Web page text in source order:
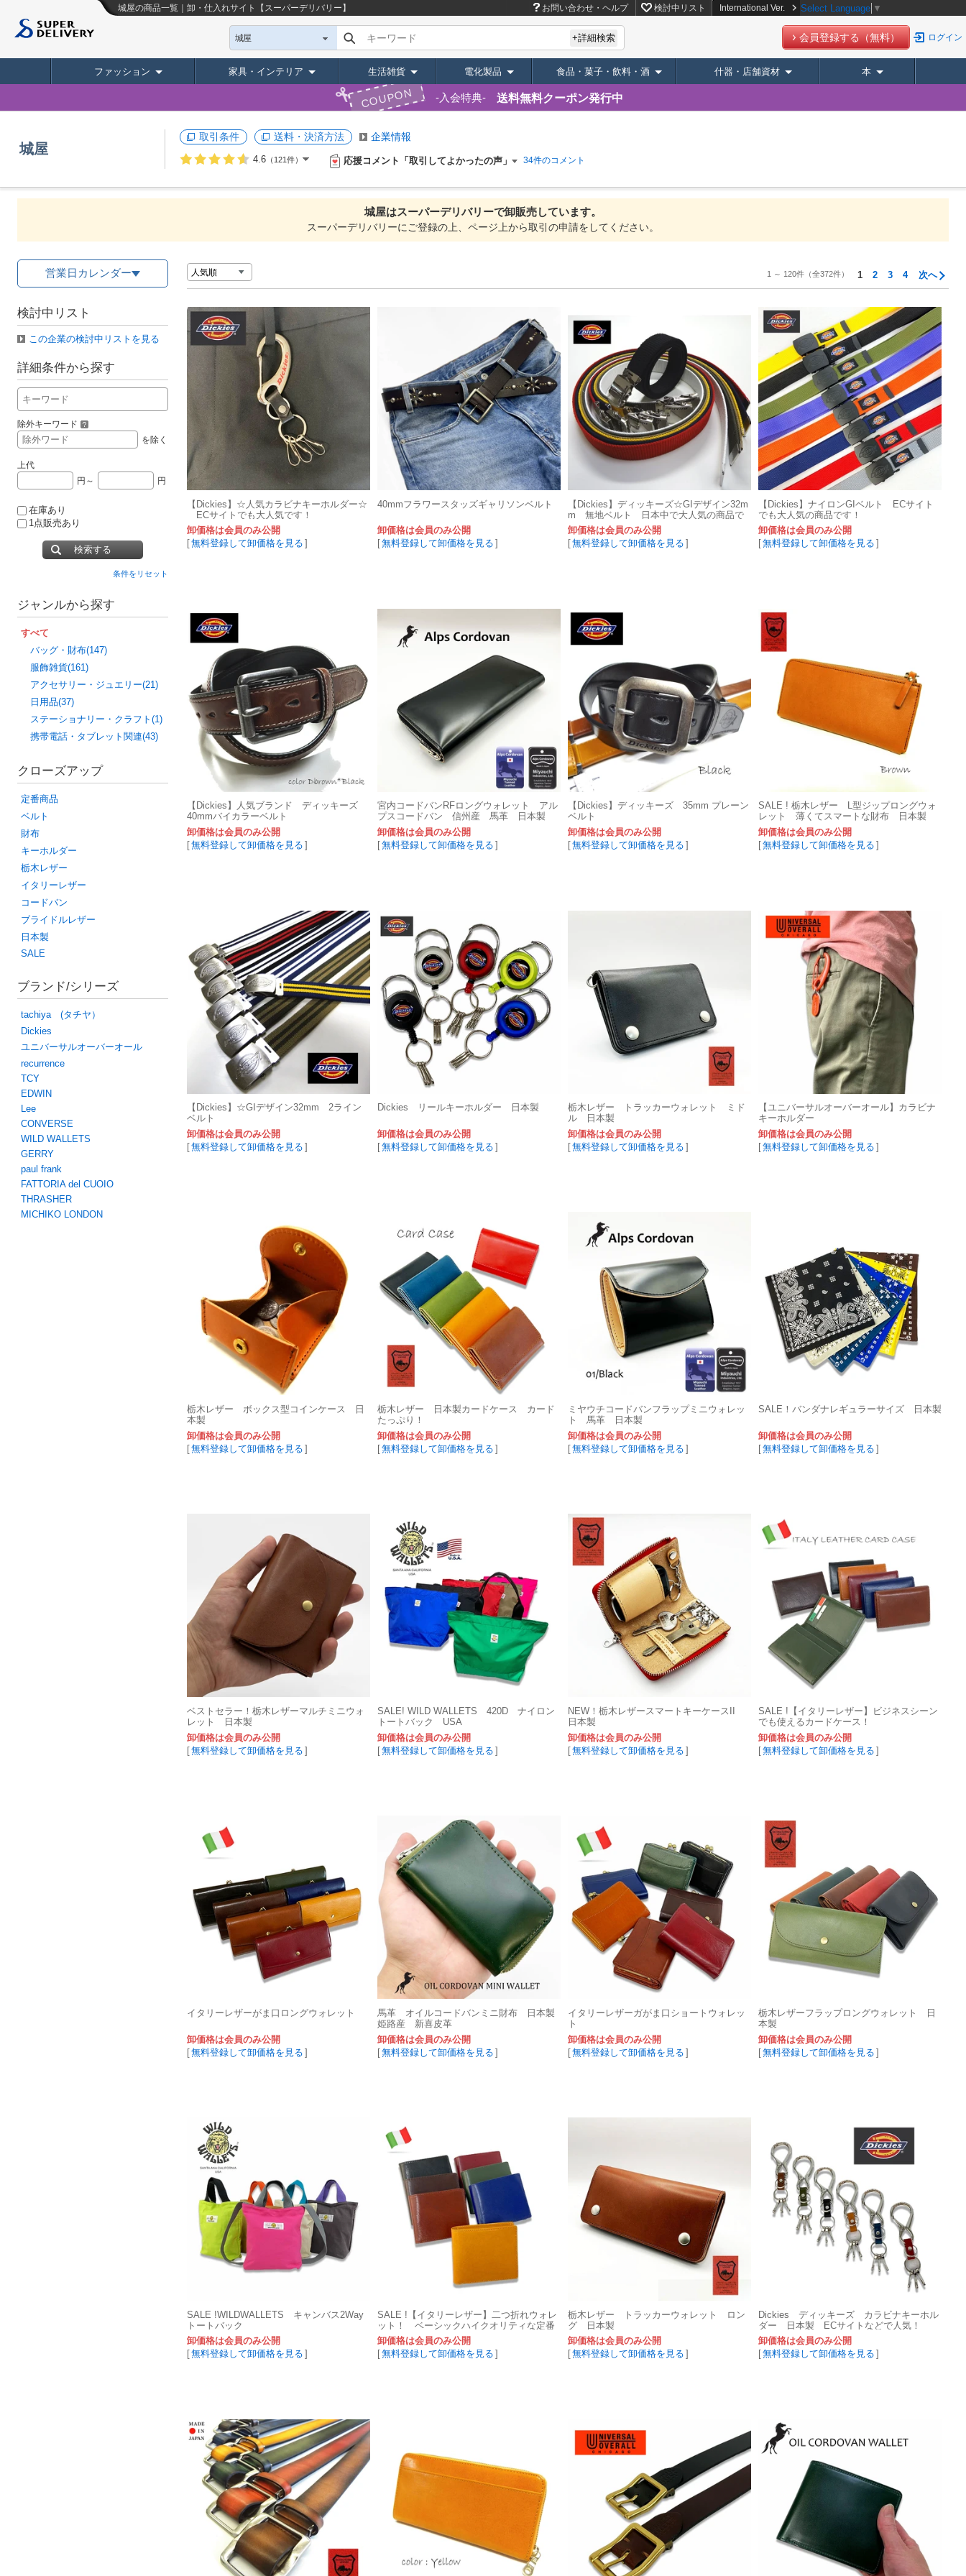
城屋の商品一覧｜卸・仕入れサイト【スーパーデリバリー】 お問い合わせ・ヘルプ 検討中リスト International Ver. Select Language ▼
城屋 キーワード +詳細検索 会員登録する（無料） ログイン
ファッション 家具・インテリア 生活雑貨 電化製品 食品・菓子・飲料・酒 什器・店舗資材 本
COUPON 入会特典 送料無料クーポン発行中
城屋
取引条件 送料・決済方法 企業情報
4.6（121件） 応援コメント「取引してよかったの声」 34件のコメント
城屋はスーパーデリバリーで卸販売しています。
スーパーデリバリーにご登録の上、ページ上から取引の申請をしてください。
営業日カレンダー
検討中リスト
この企業の検討中リストを見る
詳細条件から探す
除外キーワード
を除く
上代
円～
円
在庫あり
1点販売あり
検索する
条件をリセット
ジャンルから探す
すべて
バッグ・財布(147)
服飾雑貨(161)
アクセサリー・ジュエリー(21)
日用品(37)
ステーショナリー・クラフト(1)
携帯電話・タブレット関連(43)
クローズアップ
定番商品
ベルト
財布
キーホルダー
栃木レザー
イタリーレザー
コードバン
ブライドルレザー
日本製
SALE
ブランド/シリーズ
tachiya (タチヤ）
Dickies
ユニバーサルオーバーオール
recurrence
TCY
EDWIN
Lee
CONVERSE
WILD WALLETS
GERRY
paul frank
FATTORIA del CUOIO
THRASHER
MICHIKO LONDON
1 ～ 120件（全372件） 1 2 3 4 次へ
【Dickies】☆人気カラビナキーホルダー☆
ECサイトでも大人気です！
卸価格は会員のみ公開
[無料登録して卸価格を見る ]
40mmフラワースタッズギャリソンベルト
卸価格は会員のみ公開
[無料登録して卸価格を見る ]
【Dickies】ディッキーズ☆GIデザイン32m
m 無地ベルト 日本中で大人気の商品で
す！
卸価格は会員のみ公開
[無料登録して卸価格を見る ]
【Dickies】ナイロンGIベルト ECサイト
でも大人気の商品です！
卸価格は会員のみ公開
[無料登録して卸価格を見る ]
【Dickies】人気ブランド ディッキーズ
40mmバイカラーベルト
卸価格は会員のみ公開
[無料登録して卸価格を見る ]
宮内コードバンRFロングウォレット アル
プスコードバン 信州産 馬革 日本製
卸価格は会員のみ公開
[無料登録して卸価格を見る ]
【Dickies】ディッキーズ 35mm プレーン
ベルト
卸価格は会員のみ公開
[無料登録して卸価格を見る ]
SALE ! 栃木レザー L型ジップロングウォ
レット 薄くてスマートな財布 日本製
卸価格は会員のみ公開
[無料登録して卸価格を見る ]
【Dickies】☆GIデザイン32mm 2ライン
ベルト
卸価格は会員のみ公開
[無料登録して卸価格を見る ]
Dickies リールキーホルダー 日本製
卸価格は会員のみ公開
[無料登録して卸価格を見る ]
栃木レザー トラッカーウォレット ミド
ル 日本製
卸価格は会員のみ公開
[無料登録して卸価格を見る ]
【ユニバーサルオーバーオール】カラビナ
キーホルダー
卸価格は会員のみ公開
[無料登録して卸価格を見る ]
栃木レザー ボックス型コインケース 日
本製
卸価格は会員のみ公開
[無料登録して卸価格を見る ]
栃木レザー 日本製カードケース カード
たっぷり！
卸価格は会員のみ公開
[無料登録して卸価格を見る ]
ミヤウチコードバンフラップミニウォレッ
ト 馬革 日本製
卸価格は会員のみ公開
[無料登録して卸価格を見る ]
SALE！バンダナレギュラーサイズ 日本製
卸価格は会員のみ公開
[無料登録して卸価格を見る ]
ベストセラー！栃木レザーマルチミニウォ
レット 日本製
卸価格は会員のみ公開
[無料登録して卸価格を見る ]
SALE! WILD WALLETS 420D ナイロン
トートバック USA
卸価格は会員のみ公開
[無料登録して卸価格を見る ]
NEW！栃木レザースマートキーケースII
日本製
卸価格は会員のみ公開
[無料登録して卸価格を見る ]
SALE !【イタリーレザー】ビジネスシーン
でも使えるカードケース！
卸価格は会員のみ公開
[無料登録して卸価格を見る ]
イタリーレザーがま口ロングウォレット
卸価格は会員のみ公開
[無料登録して卸価格を見る ]
馬革 オイルコードバンミニ財布 日本製
姫路産 新喜皮革
卸価格は会員のみ公開
[無料登録して卸価格を見る ]
イタリーレザーガがま口ショートウォレッ
ト
卸価格は会員のみ公開
[無料登録して卸価格を見る ]
栃木レザーフラップロングウォレット 日
本製
卸価格は会員のみ公開
[無料登録して卸価格を見る ]
SALE !WILDWALLETS キャンバス2Way
トートバック
卸価格は会員のみ公開
[無料登録して卸価格を見る ]
SALE !【イタリーレザー】二つ折れウォレ
ット！ ベーシックハイクオリティな定番
の型です！
卸価格は会員のみ公開
[無料登録して卸価格を見る ]
栃木レザー トラッカーウォレット ロン
グ 日本製
卸価格は会員のみ公開
[無料登録して卸価格を見る ]
Dickies ディッキーズ カラビナキーホル
ダー 日本製 ECサイトなどで人気！
卸価格は会員のみ公開
[無料登録して卸価格を見る ]